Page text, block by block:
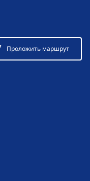
Проложить маршрут